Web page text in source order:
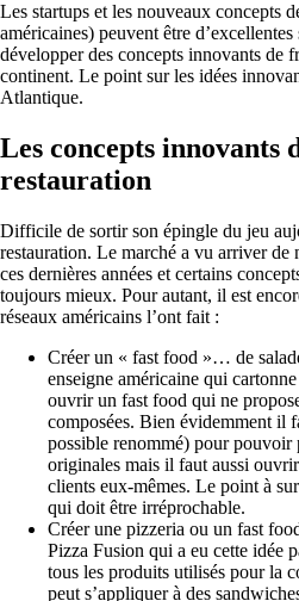
Les startups et les nouveaux concepts
américaines) peuvent être
développer des concepts innovants de
continent. Le point sur les idées
Atlantique.
Les concepts innovants
restauration
Difficile de sortir son épingle du jeu
restauration. Le marché a vu arriver de
ces dernières années et certains
toujours mieux. Pour autant, il est
réseaux américains l’ont fait :
Créer un « fast food »… de
enseigne américaine qui
ouvrir un fast food qui ne
composées. Bien évidemment il
possible renommé) pour pouvoir
originales mais il faut aussi
clients eux-mêmes. Le point à
qui doit être irréprochable.
Créer une pizzeria ou un fast
Pizza Fusion qui a eu cette idée
tous les produits utilisés pour la
peut s’appliquer à des